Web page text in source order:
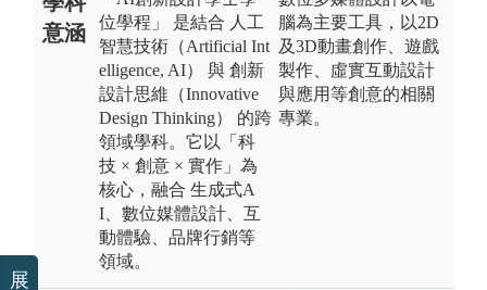
意涵
位學程」 是結合 人工
智慧技術（Artificial Int
elligence, AI） 與 創新
設計思維（Innovative
Design Thinking） 的跨
領域學科。它以「科
技 × 創意 × 實作」為
核心，融合 生成式A
I、數位媒體設計、互
動體驗、品牌行銷等
領域。
腦為主要工具，以2D
及3D動畫創作、遊戲
製作、虛實互動設計
與應用等創意的相關
專業。
展